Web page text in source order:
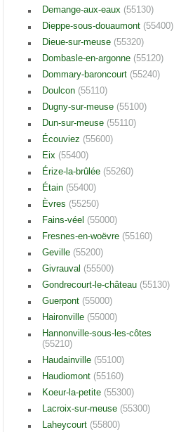
Demange-aux-eaux (55130)
Dieppe-sous-douaumont (55400)
Dieue-sur-meuse (55320)
Dombasle-en-argonne (55120)
Dommary-baroncourt (55240)
Doulcon (55110)
Dugny-sur-meuse (55100)
Dun-sur-meuse (55110)
Écouviez (55600)
Eix (55400)
Érize-la-brûlée (55260)
Étain (55400)
Èvres (55250)
Fains-véel (55000)
Fresnes-en-woëvre (55160)
Geville (55200)
Givrauval (55500)
Gondrecourt-le-château (55130)
Guerpont (55000)
Haironville (55000)
Hannonville-sous-les-côtes
(55210)
Haudainville (55100)
Haudiomont (55160)
Koeur-la-petite (55300)
Lacroix-sur-meuse (55300)
Laheycourt (55800)